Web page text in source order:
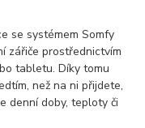
se systémem Somfy
zářiče prostřednictvím
tabletu. Díky tomu
než na ni přijdete,
denní doby, teploty či